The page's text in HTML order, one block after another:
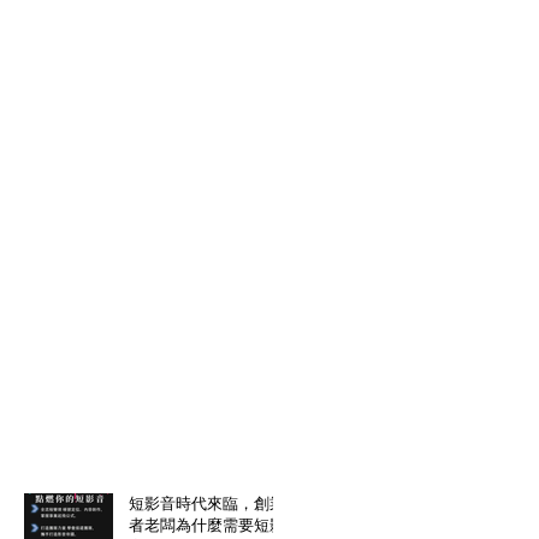
短影音時代來臨，創業
者老闆為什麼需要短影